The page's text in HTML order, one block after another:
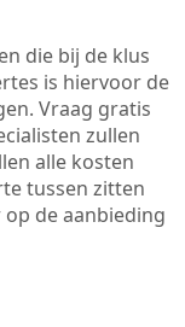
die bij de klus
is hiervoor de
Vraag gratis
zullen
alle kosten
tussen zitten
de aanbieding